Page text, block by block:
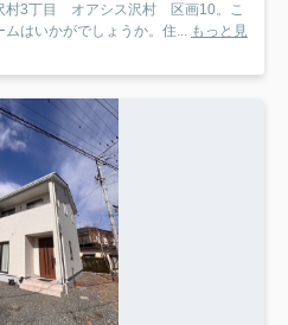
村3丁目 オアシス沢村 区画10。こ
はいかがでしょうか。住... もっと見